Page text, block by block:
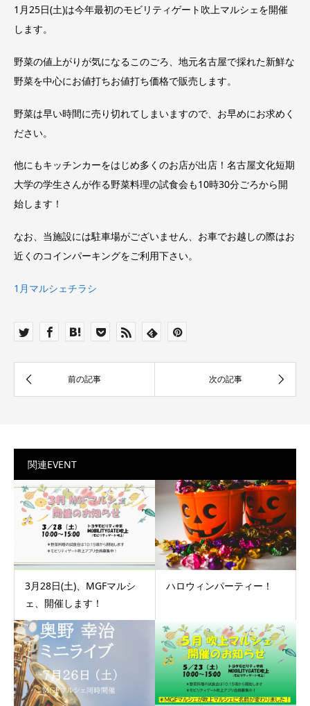
1月25日(土)は今年最初のモビリティゲート吹上マルシェを開催
します。
野菜の値上がりが気になるこのごろ、地元名古屋で採れた新鮮な
野菜を中心にお値打ちお値打ち価格で販売します。
野菜は早い時間に売り切れてしまいますので、お早めにお求めく
ださい。
他にもキッチンカーをはじめ多くのお店が出店！名古屋文化短期
大学の学生さんが作る野菜料理の試食会も10時30分ごろから開
始します！
なお、当施設には駐車場がございません、お車でお越しの際はお
近くのコインパーキングをご利用下さい。
1月マルシェチラシ
関連EVENT
3月28日(土)、MGFマルシ
ェ、開催します！
ハロウィンパーティー！